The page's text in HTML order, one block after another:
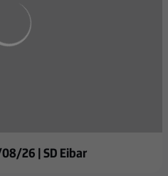
26 | SD Eibar